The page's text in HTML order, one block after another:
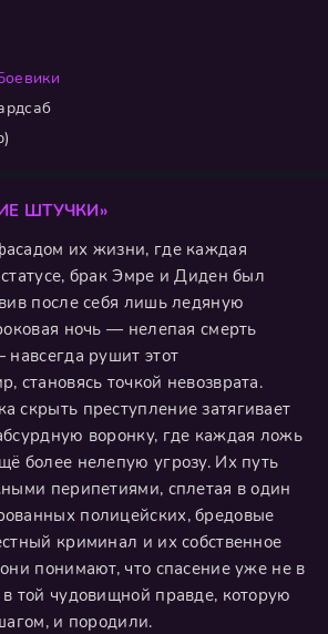
ШТУЧКИ»
их жизни, где каждая
брак Эмре и Диден был
после себя лишь ледяную
ночь — нелепая смерть
навсегда рушит этот
становясь точкой невозврата.
скрыть преступление затягивает
воронку, где каждая ложь
более нелепую угрозу. Их путь
перипетиями, сплетая в один
полицейских, бредовые
криминал и их собственное
понимают, что спасение уже не в
той чудовищной правде, которую
и породили.